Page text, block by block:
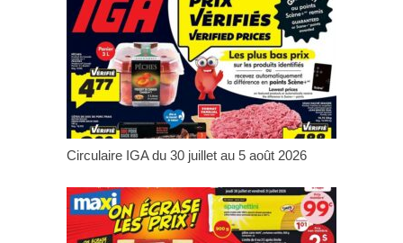
Circulaire IGA du 30 juillet au 5 août 2026